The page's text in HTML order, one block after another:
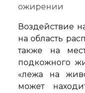
ожирении
Воздействие
на область
также на
подкожного
«лежа на
может